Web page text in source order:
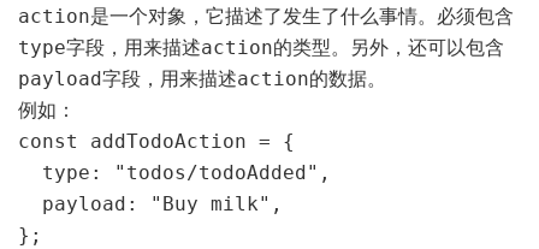
action是一个对象，它描述了发生了什么事情。必须包含
type字段，用来描述action的类型。另外，还可以包含
payload字段，用来描述action的数据。
例如：
const addTodoAction = {
  type: "todos/todoAdded",
  payload: "Buy milk",
};